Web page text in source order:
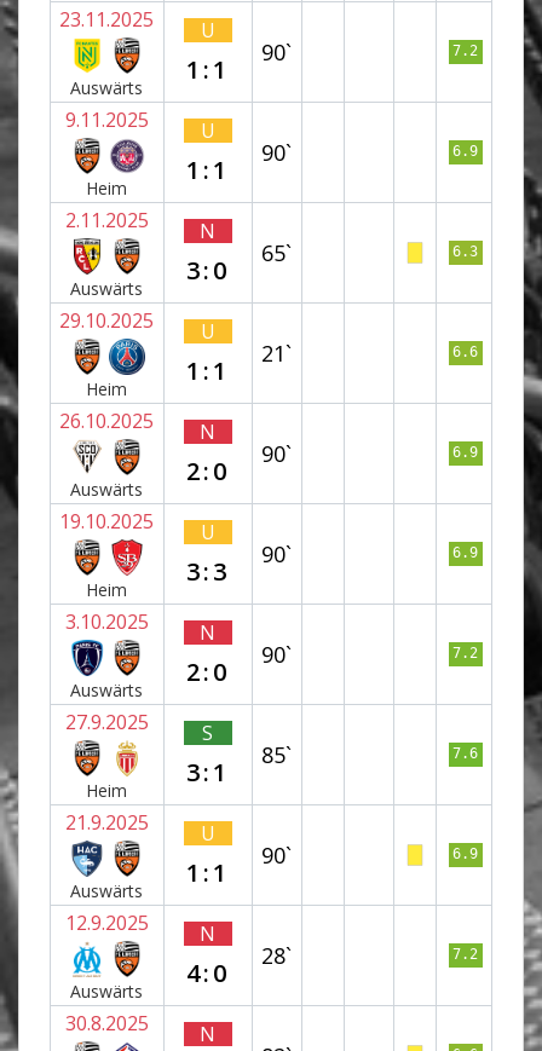
23.11.2025
Auswärts
U
1:1
90` 7.2
9.11.2025
Heim
U
1:1
90` 6.9
2.11.2025
Auswärts
N
3:0
65` 6.3
29.10.2025
Heim
U
1:1
21` 6.6
26.10.2025
Auswärts
N
2:0
90` 6.9
19.10.2025
Heim
U
3:3
90` 6.9
3.10.2025
Auswärts
N
2:0
90` 7.2
27.9.2025
Heim
S
3:1
85` 7.6
21.9.2025
Auswärts
U
1:1
90` 6.9
12.9.2025
Auswärts
N
4:0
28` 7.2
30.8.2025 N